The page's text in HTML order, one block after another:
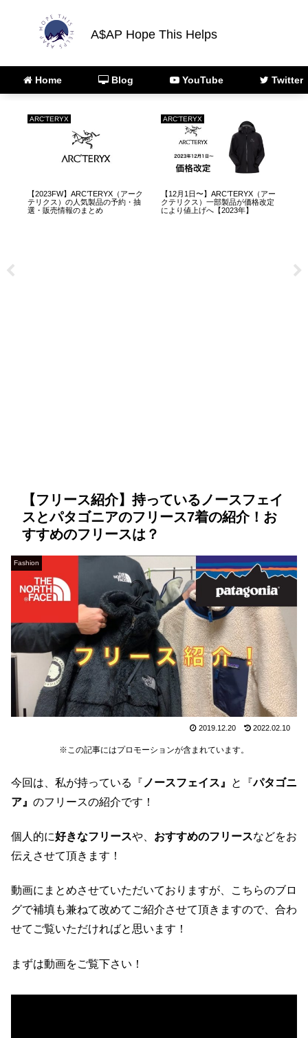
A$AP Hope This Helps
Home Blog YouTube Twitter
ARC'TERYX
【2023FW】ARC’TERYX（アーク
テリクス）の人気製品の予約・抽
選・販売情報のまとめ
ARC'TERYX
【12月1日〜】ARC’TERYX（アー
クテリクス）一部製品が価格改定
により値上げへ【2023年】
【フリース紹介】持っているノースフェイ
スとパタゴニアのフリース7着の紹介！お
すすめのフリースは？
Fashion
2019.12.20 2022.02.10
※この記事にはプロモーションが含まれています。
今回は、私が持っている『 ノースフェイス』 と『パタゴニ
ア』 のフリースの紹介です！
個人的に好きなフリースや、 おすすめのフリースなどをお
伝えさせて頂きます！
動画にまとめさせていただいておりますが、こちらのブロ
グで補填も兼ねて改めてご紹介させて頂きますので、合わ
せてご覧いただければと思います！
まずは動画をご覧下さい！